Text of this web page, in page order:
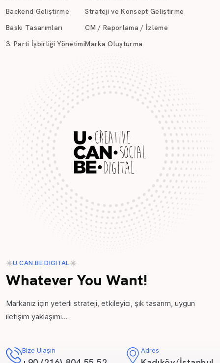
Backend Geliştirme
Baskı Tasarımları
3. Parti İşbirliği Yönetimi
Strateji ve Konsept Geliştirme
CM / Raporlama / İzleme
Marka Oluşturma
U.CAN.BE DIGITAL
Whatever You Want!
Markanız için yeterli strateji, etkileyici, şık tasarım, uygun
iletişim yaklaşımı...
Bize Ulaşın Adres